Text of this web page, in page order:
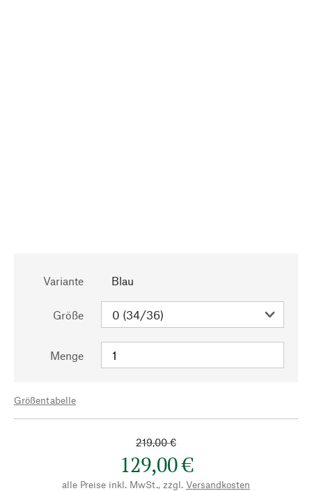
Variante Blau
Größe
Menge
Größentabelle
219,00 €
129,00 €
alle Preise inkl. MwSt., zzgl. Versandkosten